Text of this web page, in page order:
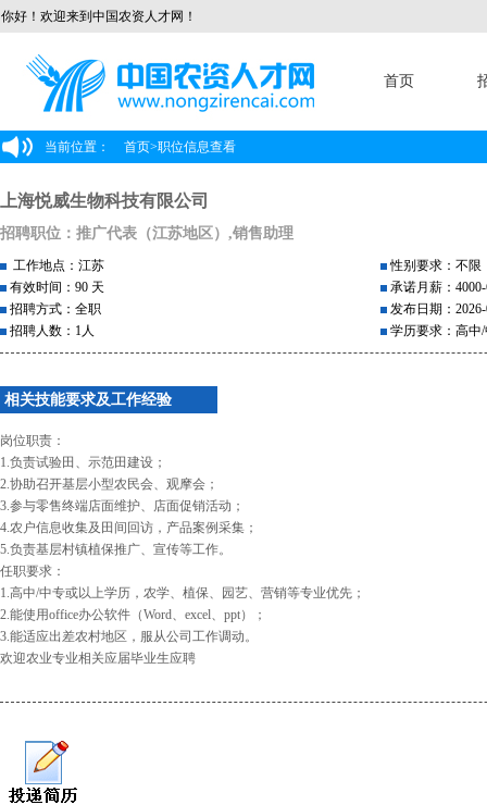
你好！欢迎来到中国农资人才网！
首页
当前位置： 首页>职位信息查看
上海悦威生物科技有限公司
招聘职位：推广代表（江苏地区）,销售助理
工作地点：江苏
有效时间：90 天
招聘方式：全职
招聘人数：1人
性别要求：不限
承诺月薪：4000-
发布日期：
学历要求：高中
相关技能要求及工作经验
岗位职责：
1.负责试验田、示范田建设；
2.协助召开基层小型农民会、观摩会；
3.参与零售终端店面维护、店面促销活动；
4.农户信息收集及田间回访，产品案例采集；
5.负责基层村镇植保推广、宣传等工作。
任职要求：
1.高中/中专或以上学历，农学、植保、园艺、营销等专业优先；
2.能使用office办公软件（Word、excel、ppt）；
3.能适应出差农村地区，服从公司工作调动。
欢迎农业专业相关应届毕业生应聘